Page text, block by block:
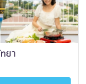
ยา